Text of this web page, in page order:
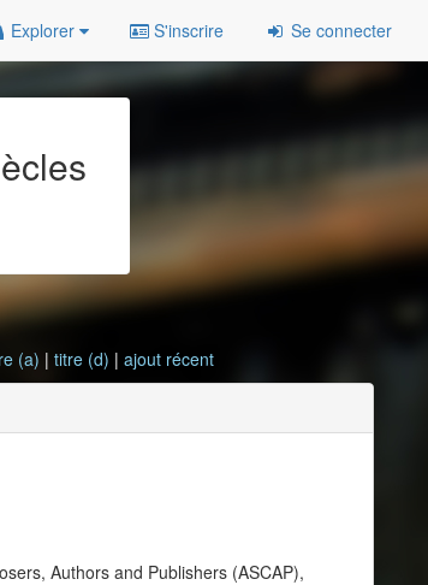
Explorer S'inscrire Se connecter
(a) |titre (d) |ajout récent
Authors and Publishers (ASCAP),